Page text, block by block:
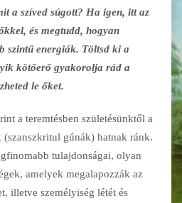
a szíved súgott? Ha igen, itt az
és megtudd, hogyan
szintű energiák. Töltsd ki a
kötőerő gyakorolja rád a
le őket.
a teremtésben születésünktől a
gúnák) hatnak ránk.
tulajdonságai, olyan
amelyek megalapozzák az
illetve személyiség létét és